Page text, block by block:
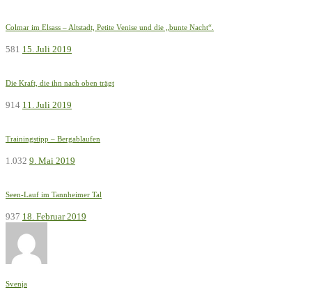
Colmar im Elsass – Altstadt, Petite Venise und die „bunte Nacht“.
581 15. Juli 2019
Die Kraft, die ihn nach oben trägt
914 11. Juli 2019
Trainingstipp – Bergablaufen
1.032 9. Mai 2019
Seen-Lauf im Tannheimer Tal
937 18. Februar 2019
Svenja